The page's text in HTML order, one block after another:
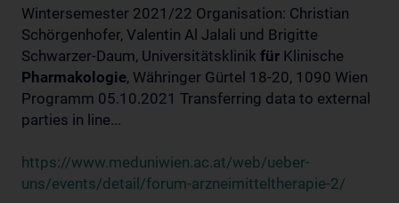
Wintersemester 2021/22 Organisation: Christian
Schörgenhofer, Valentin Al Jalali und Brigitte
Schwarzer-Daum, Universitätsklinik für Klinische
Pharmakologie, Währinger Gürtel 18-20, 1090 Wien
Programm 05.10.2021 Transferring data to external
parties in line...
https://www.meduniwien.ac.at/web/ueber-
uns/events/detail/forum-arzneimitteltherapie-2/